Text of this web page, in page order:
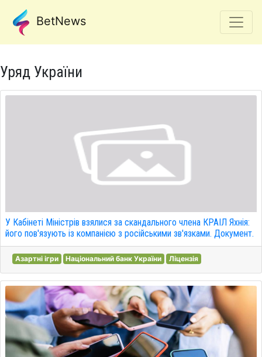
BetNews
Уряд України
У Кабінеті Міністрів взялися за скандального члена КРАІЛ Яхнія:
його пов'язують із компанією з російськими зв'язками. Документ.
Азартні ігри Національний банк України Ліцензія